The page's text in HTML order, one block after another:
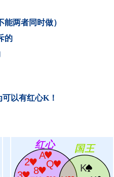
两者同时做）
的
以有红心K！